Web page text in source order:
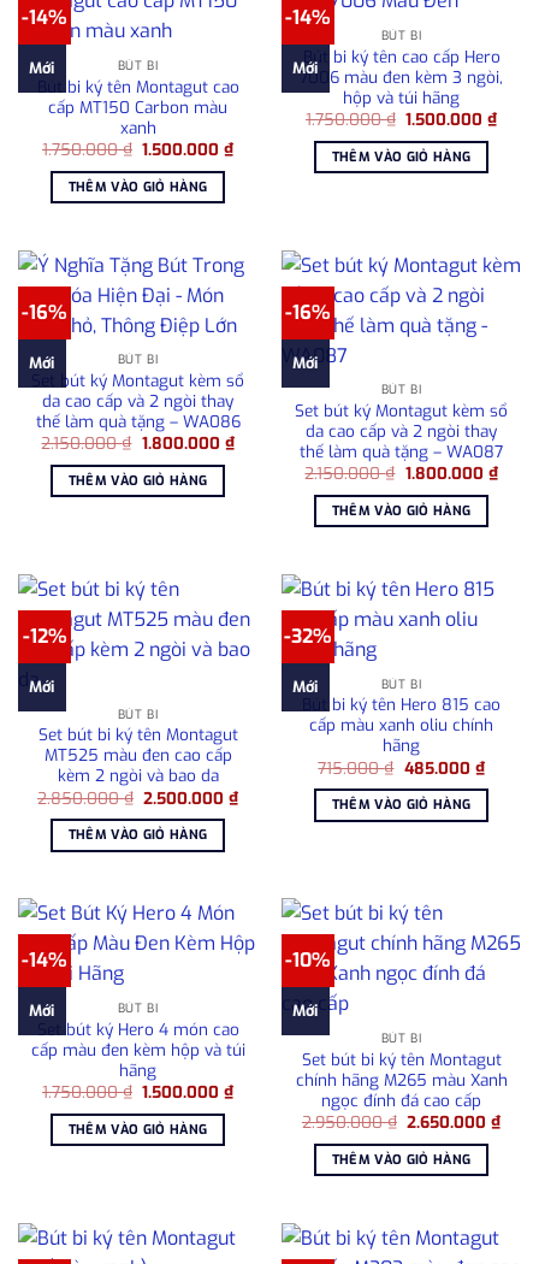
-14%
Mới BÚT BI
Bút bi ký tên Montagut cao
cấp MT150 Carbon màu
xanh
1.750.000₫ Giá
là:
1.750.000 ₫.
1.500.000₫Giá
hiện
THÊM VÀO GIỎ HÀNG
-14%
Mới
BÚT BI
Bút bi ký tên cao cấp Hero
7006 màu đen kèm 3 ngòi,
hộp và túi hãng
1.750.000₫ Giá
là:
1.750.000 ₫.
1.500.000₫Giá
hiện
THÊM VÀO GIỎ HÀNG
-16%
Mới BÚT BI
Set bút ký Montagut kèm sổ
da cao cấp và 2 ngòi thay
thế làm quà tặng – WA086
2.150.000₫ Giá
là:
2.150.000 ₫.
1.800.000 ₫Giá
hiện
1.800.000 ₫.
THÊM VÀO GIỎ HÀNG
-16%
Mới
BÚT BI
Set bút ký Montagut kèm sổ
da cao cấp và 2 ngòi thay
thế làm quà tặng – WA087
2.150.000₫ Giá
là:
2.150.000 ₫.
1.800.000 ₫Giá
hiện
THÊM VÀO GIỎ HÀNG
-12%
Mới
BÚT BI
Set bút bi ký tên Montagut
MT525 màu đen cao cấp
kèm 2 ngòi và bao da
2.850.000₫ Giá
là:
2.850.000 ₫.
2.500.000₫Giá
hiện
THÊM VÀO GIỎ HÀNG
-32%
Mới BÚT BI
Bút bi ký tên Hero 815 cao
cấp màu xanh oliu chính
hãng
715.000₫ Giá
là:
715.000 ₫.
485.000 ₫Giá
hiện
tại
THÊM VÀO GIỎ HÀNG
-14%
Mới BÚT BI
Set bút ký Hero 4 món cao
cấp màu đen kèm hộp và túi
hãng
1.750.000₫ Giá
là:
1.750.000 ₫.
1.500.000₫Giá
hiện
1.500.000 ₫.
THÊM VÀO GIỎ HÀNG
-10%
Mới
BÚT BI
Set bút bi ký tên Montagut
chính hãng M265 màu Xanh
ngọc đính đá cao cấp
2.950.000₫ Giá
là:
2.950.000 ₫.
2.650.000₫Giá
hiện
THÊM VÀO GIỎ HÀNG